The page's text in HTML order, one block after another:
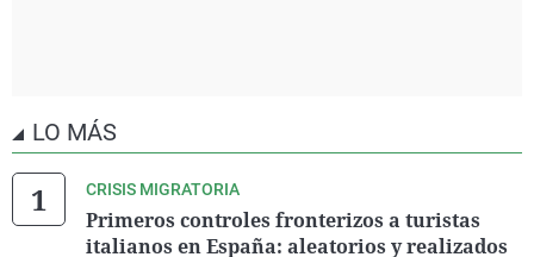
LO MÁS
CRISIS MIGRATORIA
Primeros controles fronterizos a turistas
italianos en España: aleatorios y realizados